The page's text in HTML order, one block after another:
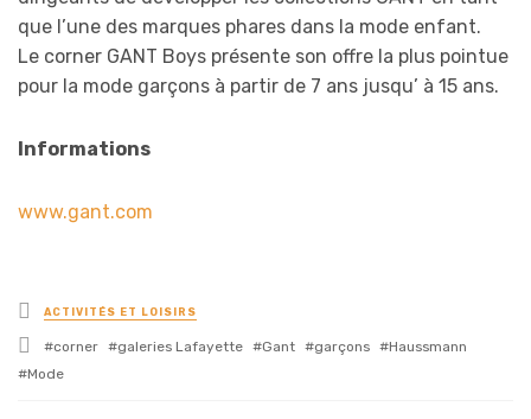
que l’une des marques phares dans la mode enfant.
Le corner GANT Boys présente son offre la plus pointue
pour la mode garçons à partir de 7 ans jusqu’ à 15 ans.
Informations
www.gant.com
Posted
in
ACTIVITÉS ET LOISIRS
Tagged
with
corner galeries Lafayette Gant garçons
Haussmann
Mode